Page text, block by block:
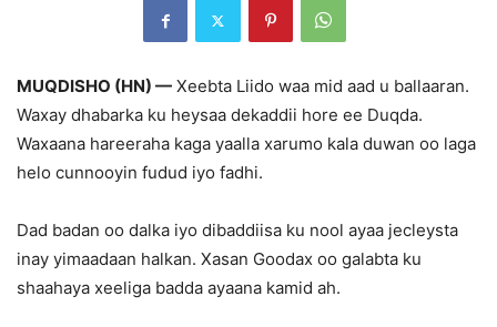
MUQDISHO (HN) — Xeebta Liido waa mid aad u ballaaran.
Waxay dhabarka ku heysaa dekaddii hore ee Duqda.
Waxaana hareeraha kaga yaalla xarumo kala duwan oo laga
helo cunnooyin fudud iyo fadhi.
Dad badan oo dalka iyo dibaddiisa ku nool ayaa jecleysta
inay yimaadaan halkan. Xasan Goodax oo galabta ku
shaahaya xeeliga badda ayaana kamid ah.